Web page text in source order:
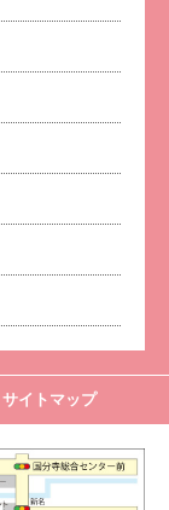
サイトマップ